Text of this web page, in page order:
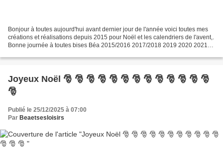
Bonjour à toutes aujourd'hui avant dernier jour de l'année voici toutes mes
créations et réalisations depuis 2015 pour Noël et les calendriers de l'avent,.
Bonne journée à toutes bises Béa 2015/2016 2017/2018 2019 2020 2021
Joyeux Noël 🎅 🎅 🎅 🎅 🎅 🎅 🎅 🎅 🎅 🎅 🎅 🎅 🎅
🎅
Publié le 25/12/2025 à 07:00
Par Beaetsesloisirs